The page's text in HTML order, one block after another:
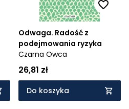
Odwaga. Radość z
podejmowania ryzyka
Czarna Owca
26,81 zł
Do koszyka